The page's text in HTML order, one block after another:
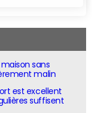
sans
malin
est excellent
suffisent